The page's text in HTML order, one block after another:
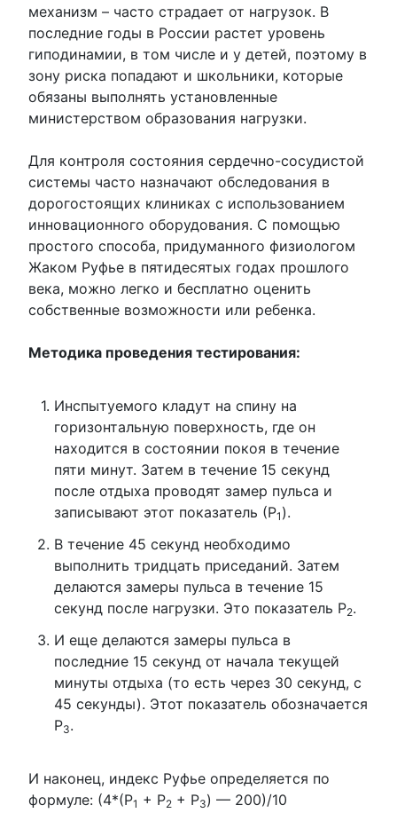
механизм – часто страдает от нагрузок. В
последние годы в России растет уровень
гиподинамии, в том числе и у детей, поэтому в
зону риска попадают и школьники, которые
обязаны выполнять установленные
министерством образования нагрузки.
Для контроля состояния сердечно-сосудистой
системы часто назначают обследования в
дорогостоящих клиниках с использованием
инновационного оборудования. С помощью
простого способа, придуманного физиологом
Жаком Руфье в пятидесятых годах прошлого
века, можно легко и бесплатно оценить
собственные возможности или ребенка.
Методика проведения тестирования:
Инспытуемого кладут на спину на
горизонтальную поверхность, где он
находится в состоянии покоя в течение
пяти минут. Затем в течение 15 секунд
после отдыха проводят замер пульса и
записывают этот показатель (Р1 ).
В течение 45 секунд необходимо
выполнить тридцать приседаний. Затем
делаются замеры пульса в течение 15
секунд после нагрузки. Это показатель Р2.
И еще делаются замеры пульса в
последние 15 секунд от начала текущей
минуты отдыха (то есть через 30 секунд, с
45 секунды). Этот показатель обозначается
Р3.
И наконец, индекс Руфье определяется по
формуле: (4*(Р1 + Р2 + Р3) — 200)/10